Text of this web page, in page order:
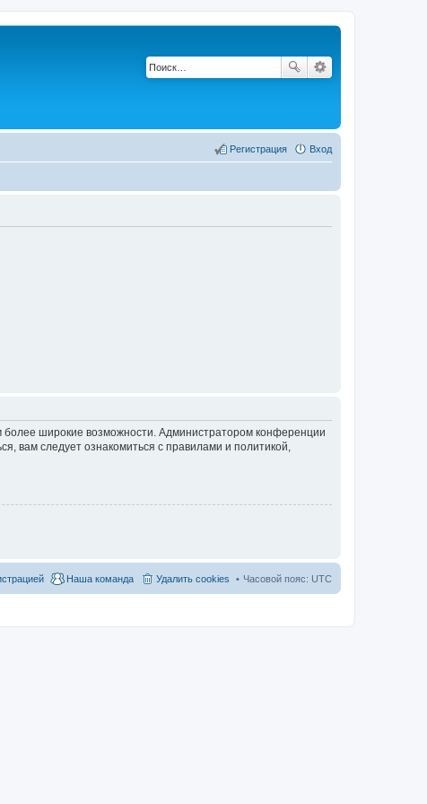
Вход
Регистрация
более широкие возможности. Администратором конференции
вам следует ознакомиться с правилами и политикой,
Часовой пояс: UTC
Удалить cookies
Наша команда